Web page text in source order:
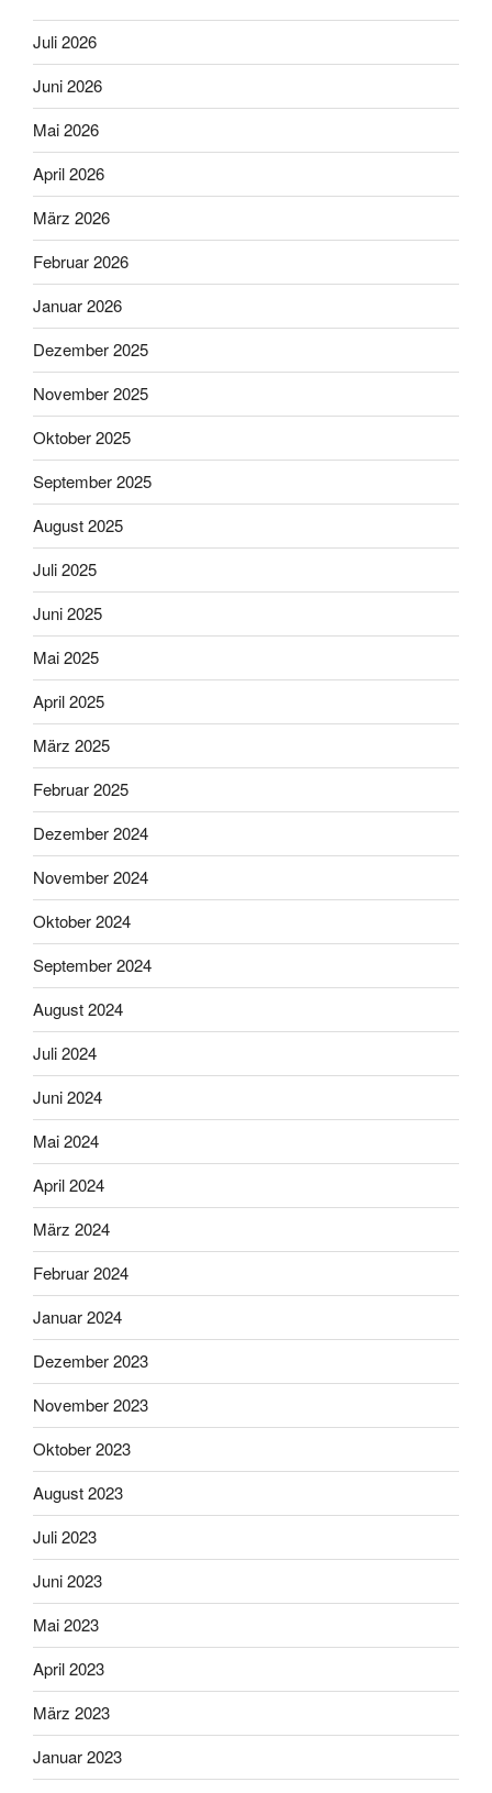
Juli 2026
Juni 2026
Mai 2026
April 2026
März 2026
Februar 2026
Januar 2026
Dezember 2025
November 2025
Oktober 2025
September 2025
August 2025
Juli 2025
Juni 2025
Mai 2025
April 2025
März 2025
Februar 2025
Dezember 2024
November 2024
Oktober 2024
September 2024
August 2024
Juli 2024
Juni 2024
Mai 2024
April 2024
März 2024
Februar 2024
Januar 2024
Dezember 2023
November 2023
Oktober 2023
August 2023
Juli 2023
Juni 2023
Mai 2023
April 2023
März 2023
Januar 2023